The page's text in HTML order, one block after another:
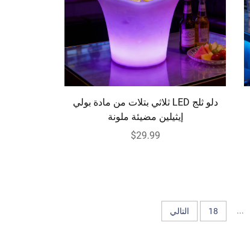
دلو ثلج LED ثلاثي بتلات من مادة بولي
إيثيلين مضيئة ملونة
$29.99
...
18 التالي